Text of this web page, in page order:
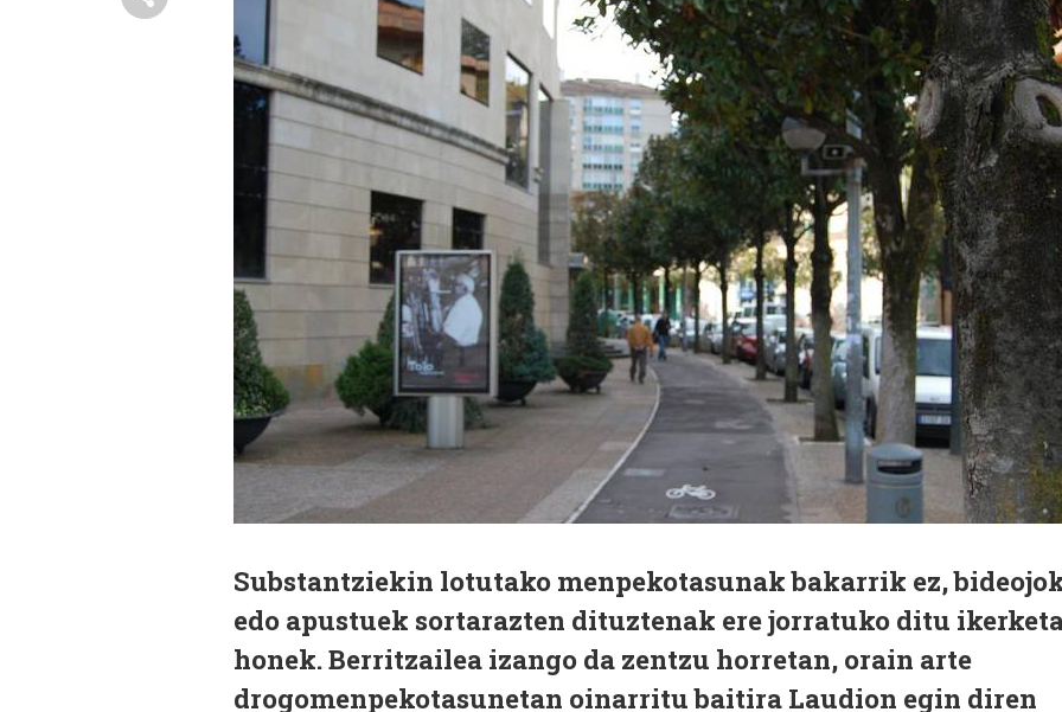
Substantziekin lotutako menpekotasunak bakarrik ez,
edo apustuek sortarazten dituztenak ere jorratuko ditu
honek. Berritzailea izango da zentzu horretan, orain arte
drogomenpekotasunetan oinarritu baitira Laudion egin diren